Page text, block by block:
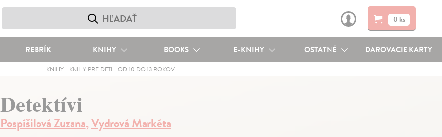
0 ks
REBRÍK KNIHY BOOKS E-KNIHY OSTATNÉ DAROVACIE KARTY
KNIHY- KNIHY PRE DETI - OD 10 DO 13 ROKOV
Detektívi
Pospíšilová Zuzana,Vydrová Markéta